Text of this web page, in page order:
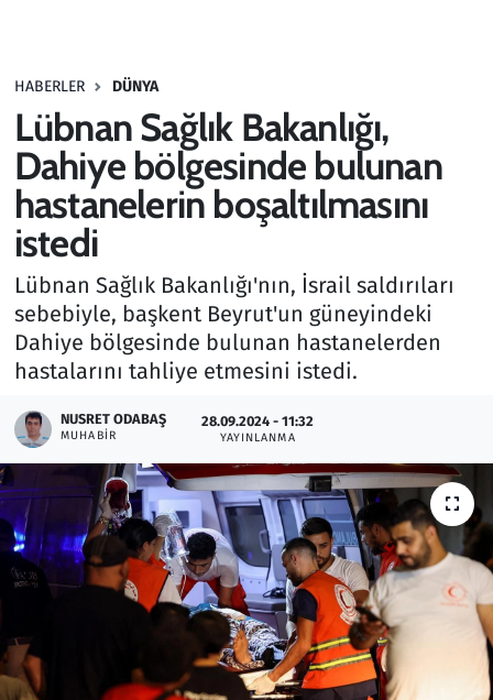
HABERLER DÜNYA
Lübnan Sağlık Bakanlığı,
Dahiye bölgesinde bulunan
hastanelerin boşaltılmasını
istedi
Lübnan Sağlık Bakanlığı'nın, İsrail saldırıları
sebebiyle, başkent Beyrut'un güneyindeki
Dahiye bölgesinde bulunan hastanelerden
hastalarını tahliye etmesini istedi.
NUSRET ODABAŞ
MUHABIR
28.09.2024 - 11:32
YAYINLANMA
Haber
Kültür Sanat
Kurumsal Haberler
Lezzet Durağı
Memur ve Kamu
Otomobil
Oyun
Ramazan
Resmi İlanlar
Rüya Tabirleri